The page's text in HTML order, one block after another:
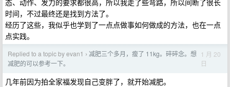
态、动作、发力的要求都很高，所以我走了些弯路，所以间断了很长
时间，不过最终还是找到方法了。
经历了这些，我似乎也学到了一点点做事如何做成的方法，也在一点
点实践。
Replied to a topic by evan1 › 减肥三个多月，瘦了 11kg。碎碎念。想
减肥的可以参考一下。
1 月 20
日
几年前因为拍全家福发现自己变胖了，就开始减肥。